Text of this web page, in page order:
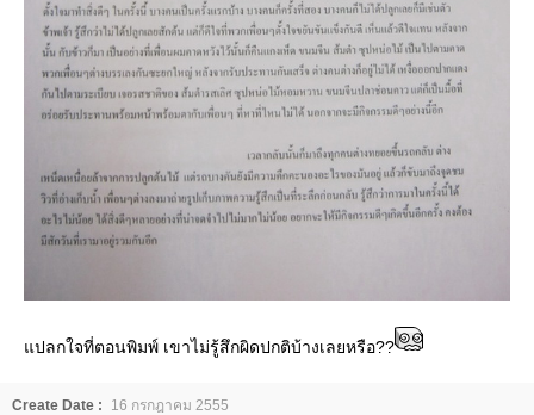
ปลกใจที่ตอนพิมพ์ เขาไม่รู้สึกผิดปกติบ้างเลยหรือ??
Create Date :
16 กรกฎาคม 2555